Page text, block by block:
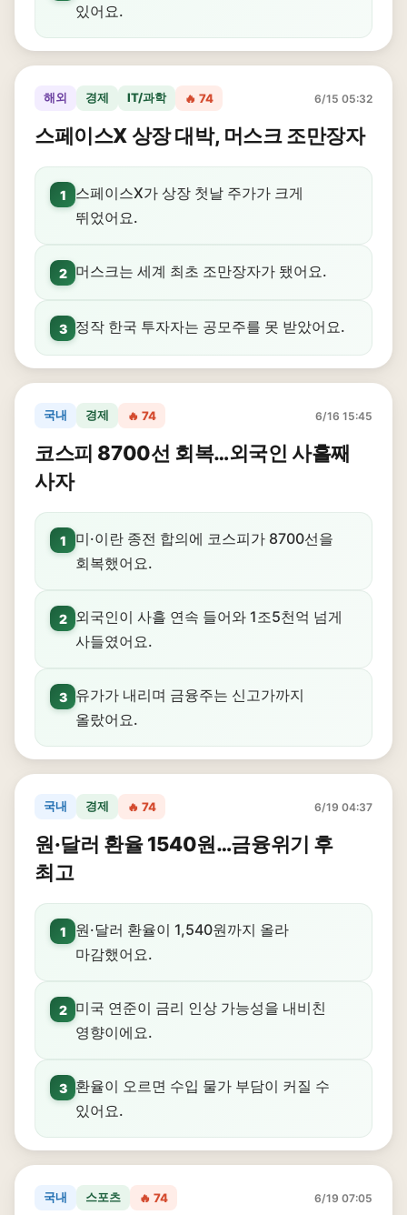
있어요.
해외 경제 IT/과학 🔥 74 6/15 05:32
스페이스X 상장 대박, 머스크 조만장자
1
스페이스X가 상장 첫날 주가가 크게
뛰었어요.
2 머스크는 세계 최초 조만장자가 됐어요.
3 정작 한국 투자자는 공모주를 못 받았어요.
국내 경제 🔥 74 6/16 15:45
코스피 8700선 회복…외국인 사흘째
사자
1
미·이란 종전 합의에 코스피가 8700선을
회복했어요.
2
외국인이 사흘 연속 들어와 1조5천억 넘게
사들였어요.
3
유가가 내리며 금융주는 신고가까지
올랐어요.
국내 경제 🔥 74 6/19 04:37
원·달러 환율 1540원…금융위기 후
최고
1
원·달러 환율이 1,540원까지 올라
마감했어요.
2
미국 연준이 금리 인상 가능성을 내비친
영향이에요.
3
환율이 오르면 수입 물가 부담이 커질 수
있어요.
국내 스포츠 🔥 74 6/19 07:05